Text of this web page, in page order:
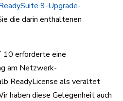
9-Upgrade-
die darin enthaltenen
10 erforderte eine
am Netzwerk-
ReadyLicense als veraltet
haben diese Gelegenheit auch